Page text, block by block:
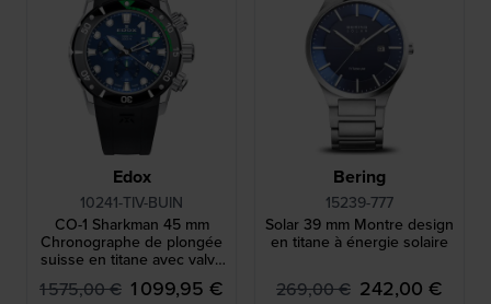
Edox
10241-TIV-BUIN
CO-1 Sharkman 45 mm
Chronographe de plongée
suisse en titane avec valve
à hélium
1 575,00 € 1 099,95 €
Bering
15239-777
Solar 39 mm Montre design
en titane à énergie solaire
269,00 € 242,00 €